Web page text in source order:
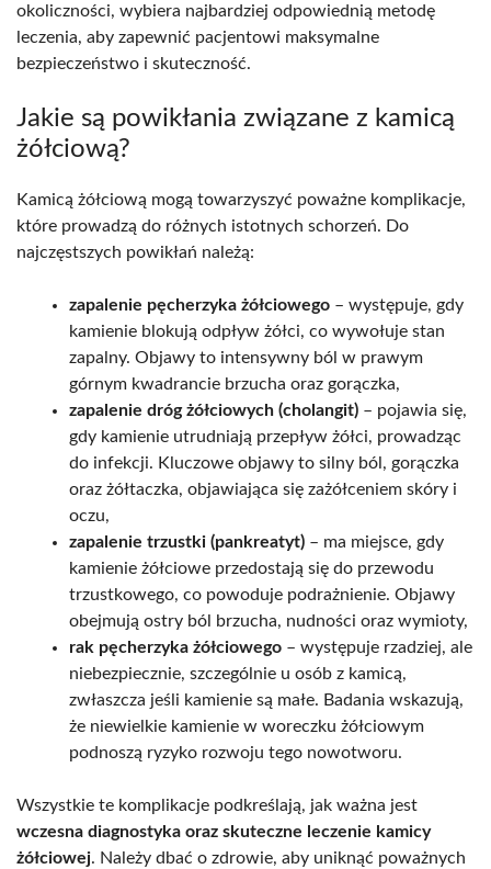
okoliczności, wybiera najbardziej odpowiednią metodę
leczenia, aby zapewnić pacjentowi maksymalne
bezpieczeństwo i skuteczność.
Jakie są powikłania związane z kamicą
żółciową?
Kamicą żółciową mogą towarzyszyć poważne komplikacje,
które prowadzą do różnych istotnych schorzeń. Do
najczęstszych powikłań należą:
zapalenie pęcherzyka żółciowego – występuje, gdy
kamienie blokują odpływ żółci, co wywołuje stan
zapalny. Objawy to intensywny ból w prawym
górnym kwadrancie brzucha oraz gorączka,
zapalenie dróg żółciowych (cholangit) – pojawia się,
gdy kamienie utrudniają przepływ żółci, prowadząc
do infekcji. Kluczowe objawy to silny ból, gorączka
oraz żółtaczka, objawiająca się zażółceniem skóry i
oczu,
zapalenie trzustki (pankreatyt) – ma miejsce, gdy
kamienie żółciowe przedostają się do przewodu
trzustkowego, co powoduje podrażnienie. Objawy
obejmują ostry ból brzucha, nudności oraz wymioty,
rak pęcherzyka żółciowego – występuje rzadziej, ale
niebezpiecznie, szczególnie u osób z kamicą,
zwłaszcza jeśli kamienie są małe. Badania wskazują,
że niewielkie kamienie w woreczku żółciowym
podnoszą ryzyko rozwoju tego nowotworu.
Wszystkie te komplikacje podkreślają, jak ważna jest
wczesna diagnostyka oraz skuteczne leczenie kamicy
żółciowej. Należy dbać o zdrowie, aby uniknąć poważnych